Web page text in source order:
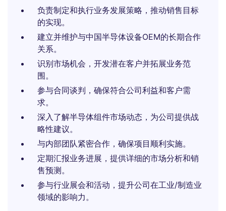
负责制定和执行业务发展策略，推动销售目标
的实现。
建立并维护与中国半导体设备OEM的长期合作
关系。
识别市场机会，开发潜在客户并拓展业务范
围。
参与合同谈判，确保符合公司利益和客户需
求。
深入了解半导体组件市场动态，为公司提供战
略性建议。
与内部团队紧密合作，确保项目顺利实施。
定期汇报业务进展，提供详细的市场分析和销
售预测。
参与行业展会和活动，提升公司在工业/制造业
领域的影响力。